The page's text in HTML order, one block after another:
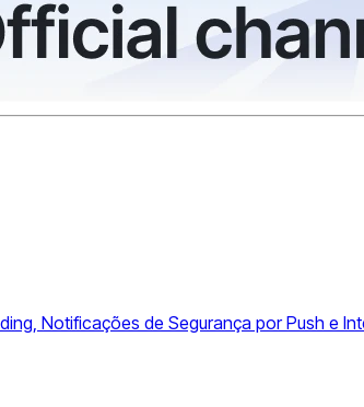
Notificações de Segurança por Push e